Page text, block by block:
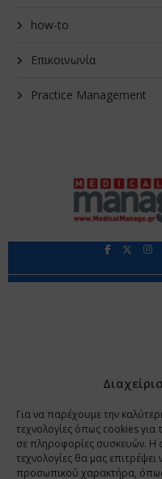
Για να παρέχουμε την
τεχνολογίες όπως cookies
σε πληροφορίες συσκευών. Η
τεχνολογίες θα μας
προσωπικού χαρακτήρα,
how-to
Επικοινωνία
Practice Management
Copyright 2009
www.PharmaManage.gr •